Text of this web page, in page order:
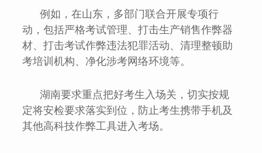
例如，在山东，多部门联合开展专项行
动，包括严格考试管理、打击生产销售作弊器
材、打击考试作弊违法犯罪活动、清理整顿助
考培训机构、净化涉考网络环境等。
湖南要求重点把好考生入场关，切实按规
定将安检要求落实到位，防止考生携带手机及
其他高科技作弊工具进入考场。